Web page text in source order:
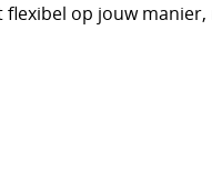
flexibel op jouw